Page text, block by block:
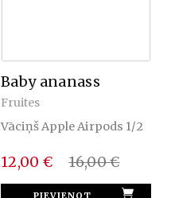
Baby ananass
Fruites
Vāciņš Apple Airpods 1/2
12,00 € 16,00 €